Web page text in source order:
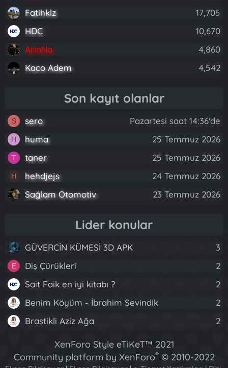
Fatihklz
17,705
HDC
10,670
ArinNa
4,860
Kaco Adem
4,542
Son kayıt olanlar
S sero Pazartesi saat 14:36'de
H huma 25 Temmuz 2026
T taner 25 Temmuz 2026
H hehdjejs
24 Temmuz 2026
Sağlam Otomotiv
23 Temmuz 2026
Lider konular
GÜVERCİN KÜMESİ 3D APK 3
E Diş Çürükleri
2
Sait Faik en iyi kitabı ?
2
Benim Köyüm - İbrahim Sevindik
2
Brastikli Aziz Ağa
2
XenForo Style eTiKeT™ 2021
Community platform by XenForo® © 2010-2022